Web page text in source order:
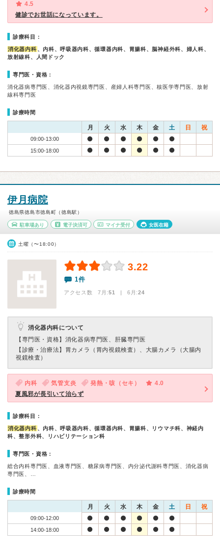
4.5
健診でお世話になっています。
診療科目：
消化器内科 、内科、呼吸器内科、循環器内科、胃腸科、脳神経外科、婦人科、
放射線科、人間ドック
専門医・資格：
消化器病専門医、消化器内視鏡専門医、産婦人科専門医、核医学専門医、放射
線科専門医
診療時間
月 火 水 木 金 土 日 祝
09:00-13:00
15:00-18:00
伊月病院
徳島県徳島市徳島町（徳島駅）
駐車場あり 電子決済可 マイナ受付 女医在籍
土曜（〜18:00）
3.22
1件
アクセス数 7月:51 | 6月:24
消化器内科について
【専門医・資格】 消化器病専門医、肝臓専門医
【診療・治療法】 胃カメラ（胃内視鏡検査）、大腸カメラ（大腸内
視鏡検査）
内科 気管支炎 発熱・咳（セキ）
4.0
夏風邪が長引いて治らず
診療科目：
消化器内科 、内科、呼吸器内科、循環器内科、胃腸科、リウマチ科、神経内
科、整形外科、リハビリテーション科
専門医・資格：
総合内科専門医、血液専門医、糖尿病専門医、内分泌代謝科専門医、消化器病
専門医、…
診療時間
月 火 水 木 金 土 日 祝
09:00-12:00
14:00-18:00